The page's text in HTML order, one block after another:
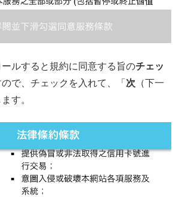
ルすると規約に同意する旨のチェッ
で、チェックを入れて、「次 （下一
す。